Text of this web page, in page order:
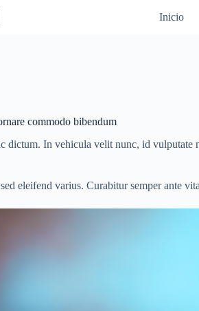
Inicio
commodo bibendum
dictum. In vehicula velit nunc, id vulputate
eleifend varius. Curabitur semper ante